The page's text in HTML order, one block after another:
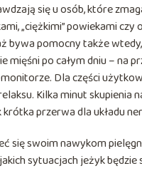
się u osób, które
„ciężkimi” powiekami czy
bywa pomocny także
mięśni po całym dniu – na
Dla części
Kilka minut skupienia
krótka przerwa dla układu
się swoim nawykom
sytuacjach jeżyk będzie